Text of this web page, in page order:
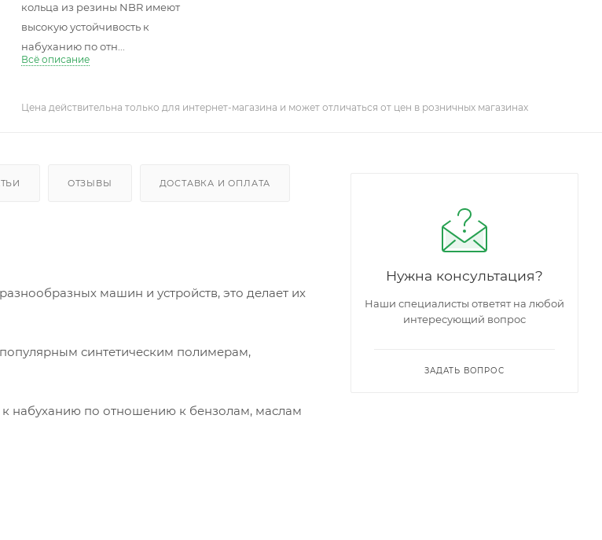
кольца из резины NBR имеют
высокую устойчивость к
набуханию по отн...
Всё описание
Цена действительна только для интернет-магазина и может отличаться от цен в розничных магазинах
ОТЗЫВЫ ДОСТАВКА И ОПЛАТА
машин и устройств, это делает их
синтетическим полимерам,
к набуханию по отношению к бензолам, маслам
Нужна консультация?
Наши специалисты ответят на любой
интересующий вопрос
ЗАДАТЬ ВОПРОС